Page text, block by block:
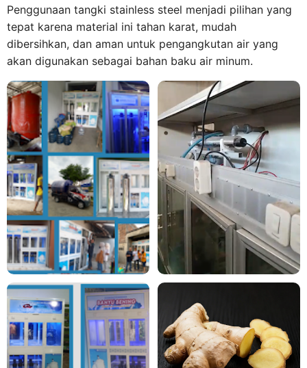
Penggunaan tangki stainless steel menjadi pilihan yang
tepat karena material ini tahan karat, mudah
dibersihkan, dan aman untuk pengangkutan air yang
akan digunakan sebagai bahan baku air minum.